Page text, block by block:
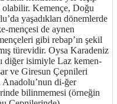
Kemençe, Doğu
yaşadıkları dönemlerde
mençesi de aynen
gibi rebap’ın şekil
türevidir. Oysa Karadeniz
diğer isimiyle Laz kemen-
ve Giresun Çepnileri
Anadolu’nun di-ğer
bilinmemesi (örneğin